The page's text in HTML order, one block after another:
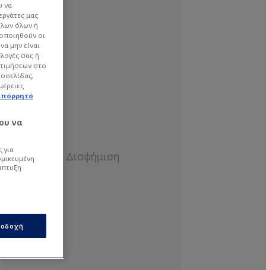
να
μας
όλων ή
οι
μην είναι
σας ή
στο
να
για